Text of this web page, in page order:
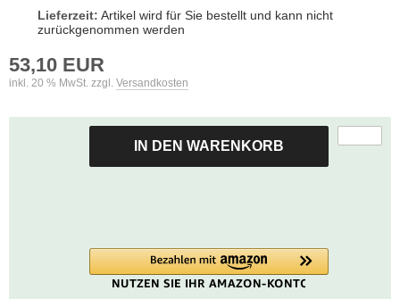
Lieferzeit: Artikel wird für Sie bestellt und kann nicht
zurückgenommen werden
53,10 EUR
inkl. 20 % MwSt. zzgl. Versandkosten
IN DEN WARENKORB